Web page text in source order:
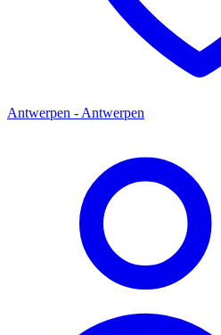
Antwerpen - Antwerpen